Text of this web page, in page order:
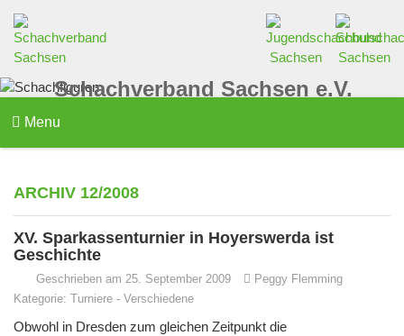
Schachverband Sachsen e.V.
Menu
ARCHIV 12/2008
XV. Sparkassenturnier in Hoyerswerda ist
Geschichte
Geschrieben am 25. September 2009
Peggy Flemming
Kategorie: Turniere - Verschiedene
Obwohl in Dresden zum gleichen Zeitpunkt die